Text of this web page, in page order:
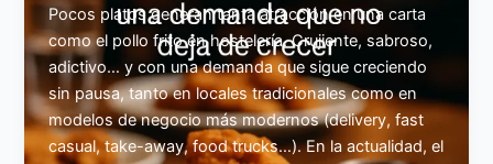
restaurantes
Pocos platos generan tanta atracción en una carta
como el pollo frito en hostelería. Crujiente, sabroso,
adictivo… y con una demanda que sigue creciendo
sin pausa, tanto en locales tradicionales como en
modelos de negocio más modernos (delivery, fast
casual, take-away, food trucks…). En la actualidad, el